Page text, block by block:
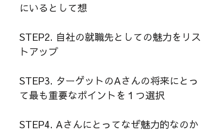
にいるとして想
STEP2. 自社の就職先としての魅力をリス
トアップ
STEP3. ターゲットのAさんの将来にとっ
て最も重要なポイントを１つ選択
STEP4. Aさんにとってなぜ魅力的なのか